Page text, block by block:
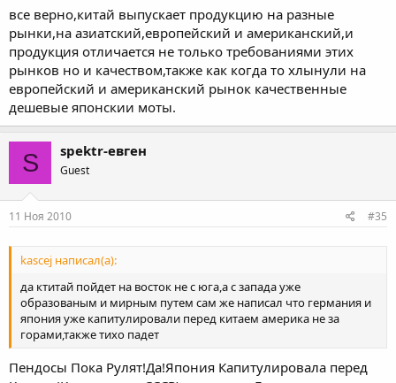
все верно,китай выпускает продукцию на разные
рынки,на азиатский,европейский и американский,и
продукция отличается не только требованиями этих
рынков но и качеством,также как когда то хлынули на
европейский и американский рынок качественные
дешевые японскии моты.
S spektr-евген
Guest
11 Ноя 2010 #35
kascej написал(а):
да ктитай пойдет на восток не с юга,а с запада уже
образованым и мирным путем сам же написал что германия и
япония уже капитулировали перед китаем америка не за
горами,также тихо падет
Пендосы Пока Рулят!Да!Япония Капитулировала перед